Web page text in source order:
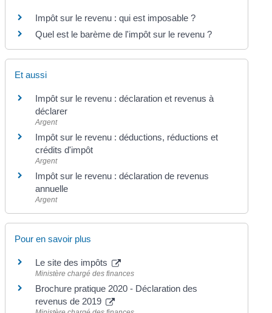
Impôt sur le revenu : qui est imposable ?
Quel est le barème de l'impôt sur le revenu ?
Et aussi
Impôt sur le revenu : déclaration et revenus à
déclarer
Argent
Impôt sur le revenu : déductions, réductions et
crédits d'impôt
Argent
Impôt sur le revenu : déclaration de revenus
annuelle
Argent
Pour en savoir plus
Le site des impôts
Ministère chargé des finances
Brochure pratique 2020 - Déclaration des
revenus de 2019